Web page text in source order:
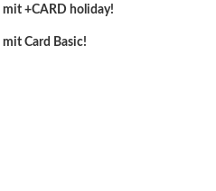
mit +CARD holiday!
mit Card Basic!